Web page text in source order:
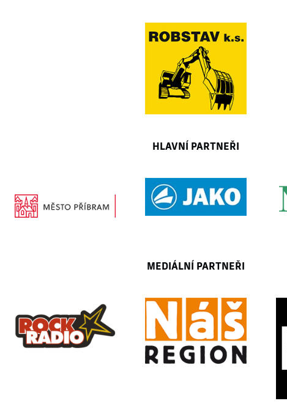
HLAVNÍ PARTNEŘI
MEDIÁLNÍ PARTNEŘI